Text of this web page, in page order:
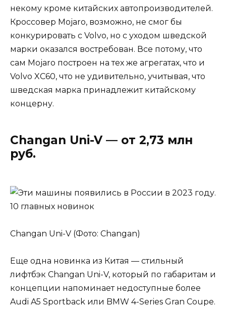
некому кроме китайских автопроизводителей.
Кроссовер Mojaro, возможно, не смог бы
конкурировать с Volvo, но с уходом шведской
марки оказался востребован. Все потому, что
сам Mojaro построен на тех же агрегатах, что и
Volvo XC60, что не удивительно, учитывая, что
шведская марка принадлежит китайскому
концерну.
Changan Uni-V — от 2,73 млн
руб.
Changan Uni-V (Фото: Changan)
Еще одна новинка из Китая — стильный
лифтбэк Changan Uni-V, который по габаритам и
концепции напоминает недоступные более
Audi A5 Sportback или BMW 4-Series Gran Coupe.